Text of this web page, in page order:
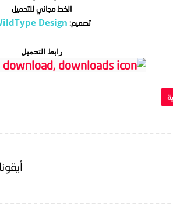
الخط مجاني للتحميل
تصميم: Design
رابط التحميل